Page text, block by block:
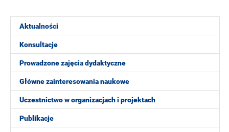
Aktualności
Konsultacje
Prowadzone zajęcia dydaktyczne
Główne zainteresowania naukowe
Uczestnictwo w organizacjach i projektach
Publikacje